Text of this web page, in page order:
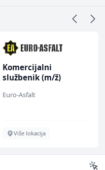
Komercijalni
službenik (m/ž)
Euro-Asfalt
Više lokacija